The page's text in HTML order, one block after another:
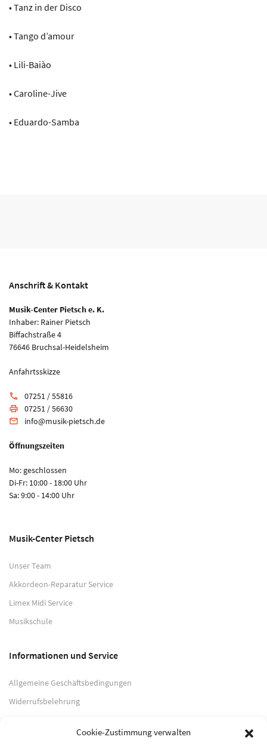
Cookie-Zustimmung verwalten
• Tanz in der Disco
• Tango d’amour
• Lili-Baiào
• Caroline-Jive
• Eduardo-Samba
Anschrift & Kontakt
Musik-Center Pietsch e. K.
Inhaber: Rainer Pietsch
Biffachstraße 4
76646 Bruchsal-Heidelsheim
Anfahrtsskizze
phone 07251 / 55816
print 07251 / 56630
email info@musik-pietsch.de
Öffnungszeiten
Mo: geschlossen
Di-Fr: 10:00 - 18:00 Uhr
Sa: 9:00 - 14:00 Uhr
Musik-Center Pietsch
Unser Team
Akkordeon-Reparatur Service
Limex Midi Service
Musikschule
Informationen und Service
Allgemeine Geschäftsbedingungen
Widerrufsbelehrung
Datenschutzerklärung